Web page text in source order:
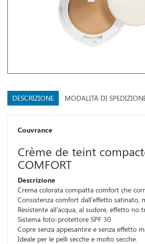
DESCRIZIONE MODALITÀ DI
Couvrance
Crème de teint
COMFORT
Descrizione
Crema colorata compatta comfort che
Consistenza comfort dall'effetto satinato,
Resistente all'acqua, al sudore, effetto no
Sistema foto-protettore SPF 30.
Copre senza appesantire e senza effetto
Ideale per le pelli secche e molto secche.